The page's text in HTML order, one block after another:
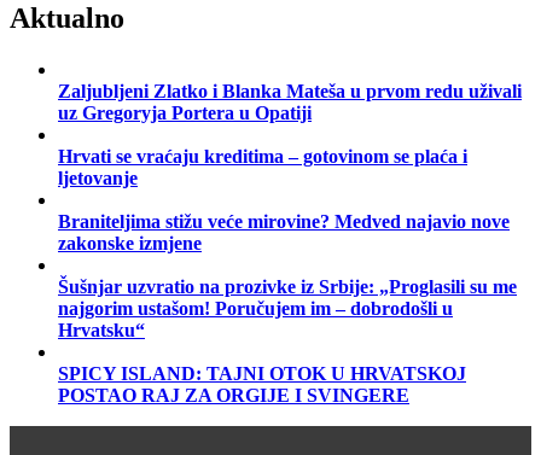
Aktualno
Zaljubljeni Zlatko i Blanka Mateša u prvom redu uživali
uz Gregoryja Portera u Opatiji
Hrvati se vraćaju kreditima – gotovinom se plaća i
ljetovanje
Braniteljima stižu veće mirovine? Medved najavio nove
zakonske izmjene
Šušnjar uzvratio na prozivke iz Srbije: „Proglasili su me
najgorim ustašom! Poručujem im – dobrodošli u
Hrvatsku“
SPICY ISLAND: TAJNI OTOK U HRVATSKOJ
POSTAO RAJ ZA ORGIJE I SVINGERE